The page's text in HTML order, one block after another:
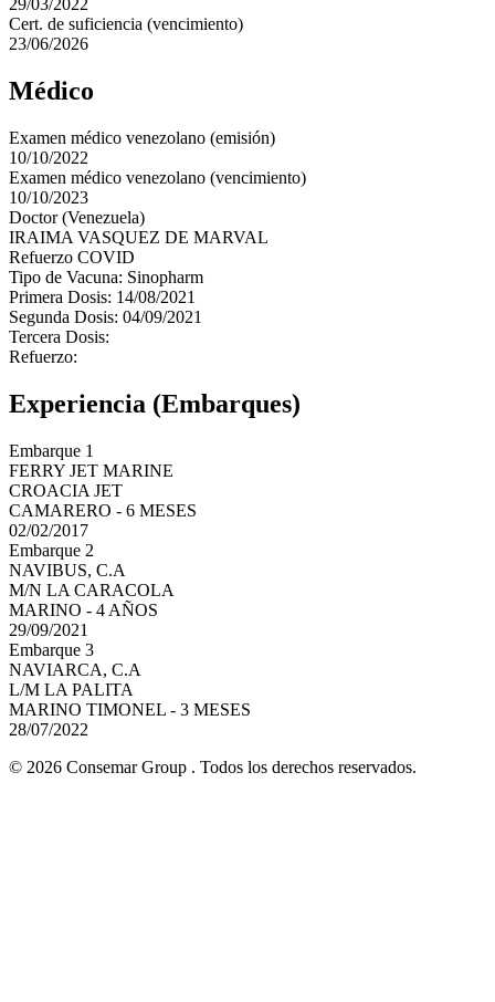
29/03/2022
Cert. de suficiencia (vencimiento)
23/06/2026
Médico
Examen médico venezolano (emisión)
10/10/2022
Examen médico venezolano (vencimiento)
10/10/2023
Doctor (Venezuela)
IRAIMA VASQUEZ DE MARVAL
Refuerzo COVID
Tipo de Vacuna: Sinopharm
Primera Dosis: 14/08/2021
Segunda Dosis: 04/09/2021
Tercera Dosis:
Refuerzo:
Experiencia (Embarques)
Embarque 1
FERRY JET MARINE
CROACIA JET
CAMARERO - 6 MESES
02/02/2017
Embarque 2
NAVIBUS, C.A
M/N LA CARACOLA
MARINO - 4 AÑOS
29/09/2021
Embarque 3
NAVIARCA, C.A
L/M LA PALITA
MARINO TIMONEL - 3 MESES
28/07/2022
© 2026 Consemar Group . Todos los derechos reservados.